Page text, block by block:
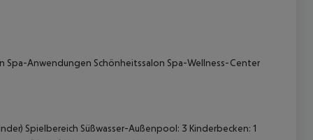
Spa-Anwendungen Schönheitssalon Spa-Wellness-Center
Spielbereich Süßwasser-Außenpool: 3 Kinderbecken: 1